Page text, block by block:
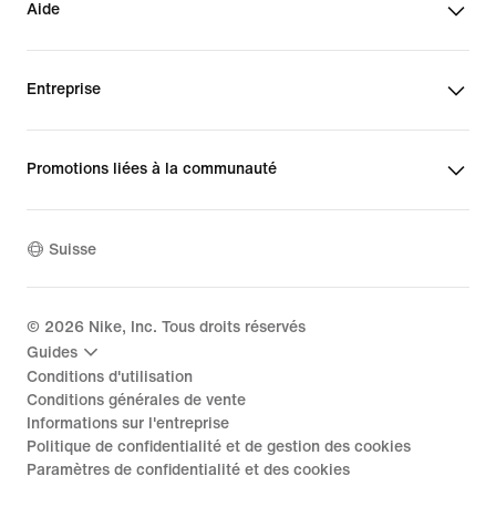
Aide
Entreprise
Promotions liées à la communauté
Suisse
© 2026 Nike, Inc. Tous droits réservés
Guides
Conditions d'utilisation
Conditions générales de vente
Informations sur l'entreprise
Politique de confidentialité et de gestion des cookies
Paramètres de confidentialité et des cookies